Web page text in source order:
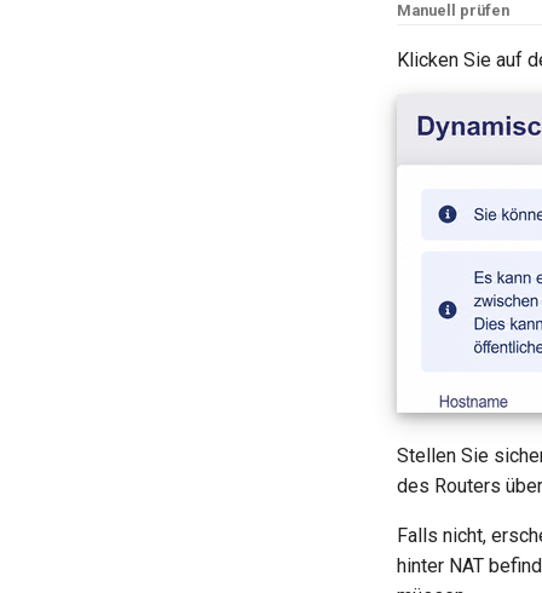
Manuell prüfen
Klicken Sie auf
Stellen Sie
des Routers
Falls nicht,
hinter NAT